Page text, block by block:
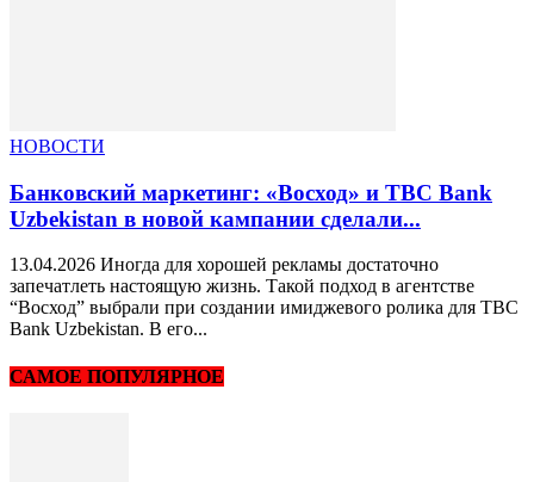
НОВОСТИ
Банковский маркетинг: «Восход» и TBC Bank
Uzbekistan в новой кампании сделали...
13.04.2026 Иногда для хорошей рекламы достаточно
запечатлеть настоящую жизнь. Такой подход в агентстве
“Восход” выбрали при создании имиджевого ролика для TBC
Bank Uzbekistan. В его...
САМОЕ ПОПУЛЯРНОЕ